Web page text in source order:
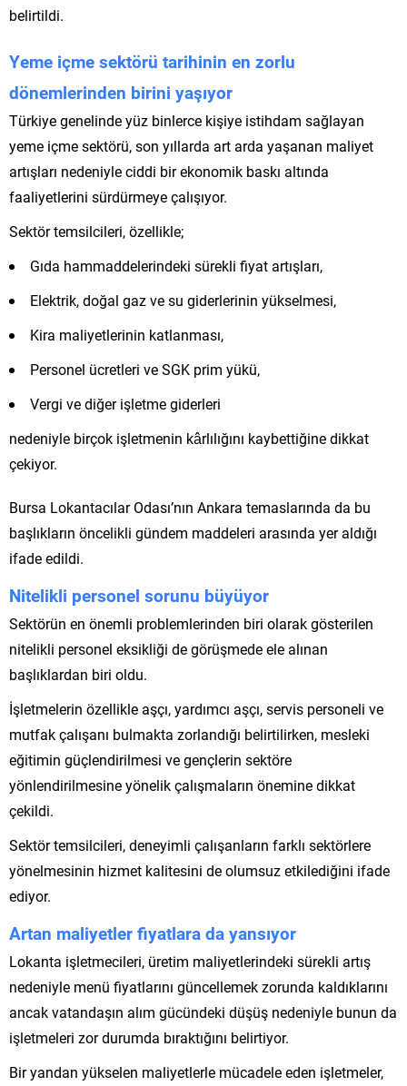
belirtildi.
Yeme içme sektörü tarihinin en zorlu
dönemlerinden birini yaşıyor
Türkiye genelinde yüz binlerce kişiye istihdam sağlayan
yeme içme sektörü, son yıllarda art arda yaşanan maliyet
artışları nedeniyle ciddi bir ekonomik baskı altında
faaliyetlerini sürdürmeye çalışıyor.
Sektör temsilcileri, özellikle;
Gıda hammaddelerindeki sürekli fiyat artışları,
Elektrik, doğal gaz ve su giderlerinin yükselmesi,
Kira maliyetlerinin katlanması,
Personel ücretleri ve SGK prim yükü,
Vergi ve diğer işletme giderleri
nedeniyle birçok işletmenin kârlılığını kaybettiğine dikkat
çekiyor.
Bursa Lokantacılar Odası’nın Ankara temaslarında da bu
başlıkların öncelikli gündem maddeleri arasında yer aldığı
ifade edildi.
Nitelikli personel sorunu büyüyor
Sektörün en önemli problemlerinden biri olarak gösterilen
nitelikli personel eksikliği de görüşmede ele alınan
başlıklardan biri oldu.
İşletmelerin özellikle aşçı, yardımcı aşçı, servis personeli ve
mutfak çalışanı bulmakta zorlandığı belirtilirken, mesleki
eğitimin güçlendirilmesi ve gençlerin sektöre
yönlendirilmesine yönelik çalışmaların önemine dikkat
çekildi.
Sektör temsilcileri, deneyimli çalışanların farklı sektörlere
yönelmesinin hizmet kalitesini de olumsuz etkilediğini ifade
ediyor.
Artan maliyetler fiyatlara da yansıyor
Lokanta işletmecileri, üretim maliyetlerindeki sürekli artış
nedeniyle menü fiyatlarını güncellemek zorunda kaldıklarını
ancak vatandaşın alım gücündeki düşüş nedeniyle bunun da
işletmeleri zor durumda bıraktığını belirtiyor.
Bir yandan yükselen maliyetlerle mücadele eden işletmeler,